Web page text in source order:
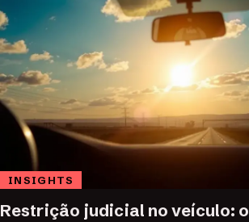
INSIGHTS
Restrição judicial no veículo: o